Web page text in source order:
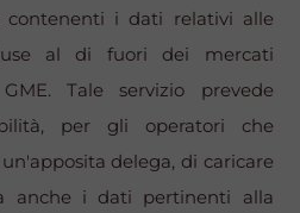
contenenti i dati relativi alle
al di fuori dei mercati
Tale servizio prevede
per gli operatori che
delega, di caricare
anche i dati pertinenti alla